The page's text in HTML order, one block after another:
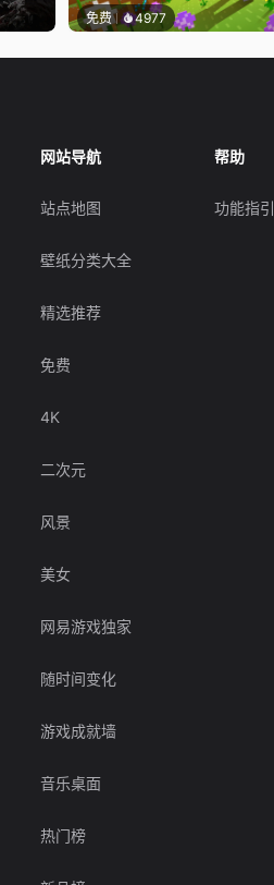
免费 4977
网站导航
站点地图
壁纸分类大全
精选推荐
免费
4K
二次元
风景
美女
网易游戏独家
随时间变化
游戏成就墙
音乐桌面
热门榜
帮助
功能指引